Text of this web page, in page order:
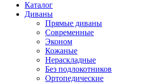
Каталог
Диваны
Прямые диваны
Современные
Эконом
Кожаные
Нераскладные
Без подлокотников
Ортопедические